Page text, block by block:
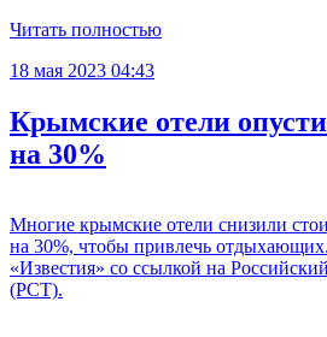
Читать полностью
18 мая 2023 04:43
Крымские отели
на 30%
Многие крымские отели снизили
на 30%, чтобы привлечь
«Известия» со ссылкой на
(РСТ).